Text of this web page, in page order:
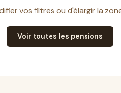
vos filtres ou d'élargir la
Voir toutes les pensions